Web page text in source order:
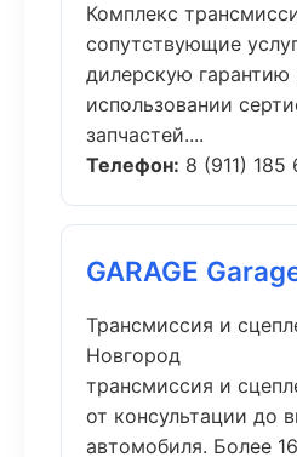
Комплекс
сопутствующие
дилерскую гарантию
использовании
запчастей....
Телефон: 8 (911) 185
GARAGE
Трансмиссия и
Новгород
трансмиссия и
от консультации до
автомобиля. Более